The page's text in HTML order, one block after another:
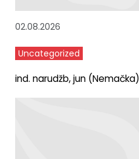
02.08.2026
Uncategorized
ind. narudžb, jun (Nemačka)